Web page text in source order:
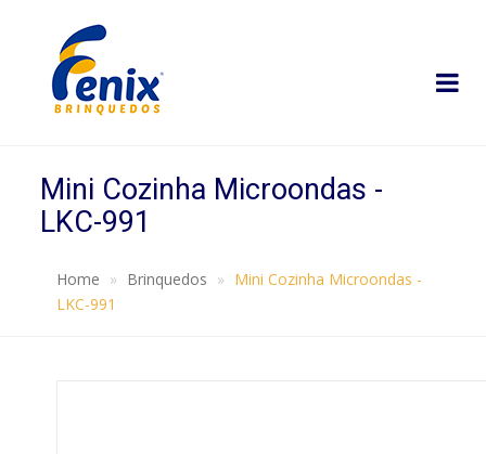
Mini Cozinha Microondas -
LKC-991
Home Brinquedos
Mini Cozinha Microondas -
LKC-991